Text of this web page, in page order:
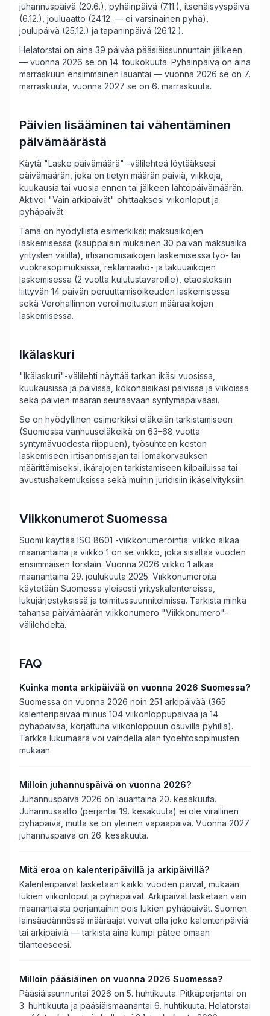
juhannuspäivä (20.6.), pyhäinpäivä (7.11.), itsenäisyyspäivä
(6.12.), jouluaatto (24.12. — ei varsinainen pyhä),
joulupäivä (25.12.) ja tapaninpäivä (26.12.).
Helatorstai on aina 39 päivää pääsiäissunnuntain jälkeen
— vuonna 2026 se on 14. toukokuuta. Pyhäinpäivä on aina
marraskuun ensimmäinen lauantai — vuonna 2026 se on 7.
marraskuuta, vuonna 2027 se on 6. marraskuuta.
Päivien lisääminen tai vähentäminen
päivämäärästä
Käytä "Laske päivämäärä" -välilehteä löytääksesi
päivämäärän, joka on tietyn määrän päiviä, viikkoja,
kuukausia tai vuosia ennen tai jälkeen lähtöpäivämäärän.
Aktivoi "Vain arkipäivät" ohittaaksesi viikonloput ja
pyhäpäivät.
Tämä on hyödyllistä esimerkiksi: maksuaikojen
laskemisessa (kauppalain mukainen 30 päivän maksuaika
yritysten välillä), irtisanomisaikojen laskemisessa työ- tai
vuokrasopimuksissa, reklamaatio- ja takuuaikojen
laskemisessa (2 vuotta kulutustavaroille), etäostoksiin
liittyvän 14 päivän peruuttamisoikeuden laskemisessa
sekä Verohallinnon veroilmoitusten määräaikojen
laskemisessa.
Ikälaskuri
"Ikälaskuri"-välilehti näyttää tarkan ikäsi vuosissa,
kuukausissa ja päivissä, kokonaisikäsi päivissä ja viikoissa
sekä päivien määrän seuraavaan syntymäpäivääsi.
Se on hyödyllinen esimerkiksi eläkeiän tarkistamiseen
(Suomessa vanhuuseläkeikä on 63–68 vuotta
syntymävuodesta riippuen), työsuhteen keston
laskemiseen irtisanomisajan tai lomakorvauksen
määrittämiseksi, ikärajojen tarkistamiseen kilpailuissa tai
avustushakemuksissa sekä muihin juridisiin ikäselvityksiin.
Viikkonumerot Suomessa
Suomi käyttää ISO 8601 -viikkonumerointia: viikko alkaa
maanantaina ja viikko 1 on se viikko, joka sisältää vuoden
ensimmäisen torstain. Vuonna 2026 viikko 1 alkaa
maanantaina 29. joulukuuta 2025. Viikkonumeroita
käytetään Suomessa yleisesti yrityskalentereissa,
lukujärjestyksissä ja toimitussuunnitelmissa. Tarkista minkä
tahansa päivämäärän viikkonumero "Viikkonumero"-
välilehdeltä.
FAQ
Kuinka monta arkipäivää on vuonna 2026 Suomessa?
Suomessa on vuonna 2026 noin 251 arkipäivää (365
kalenteripäivää miinus 104 viikonloppupäivää ja 14
pyhäpäivää, korjattuna viikonloppuun osuvilla pyhillä).
Tarkka lukumäärä voi vaihdella alan työehtosopimusten
mukaan.
Milloin juhannuspäivä on vuonna 2026?
Juhannuspäivä 2026 on lauantaina 20. kesäkuuta.
Juhannusaatto (perjantai 19. kesäkuuta) ei ole virallinen
pyhäpäivä, mutta se on yleinen vapaapäivä. Vuonna 2027
juhannuspäivä on 26. kesäkuuta.
Mitä eroa on kalenteripäivillä ja arkipäivillä?
Kalenteripäivät lasketaan kaikki vuoden päivät, mukaan
lukien viikonloput ja pyhäpäivät. Arkipäivät lasketaan vain
maanantaista perjantaihin pois lukien pyhäpäivät. Suomen
lainsäädännössä määräajat voivat olla joko kalenteripäiviä
tai arkipäiviä — tarkista aina kumpi pätee omaan
tilanteeseesi.
Milloin pääsiäinen on vuonna 2026 Suomessa?
Pääsiäissunnuntai 2026 on 5. huhtikuuta. Pitkäperjantai on
3. huhtikuuta ja pääsiäismaanantai 6. huhtikuuta. Helatorstai